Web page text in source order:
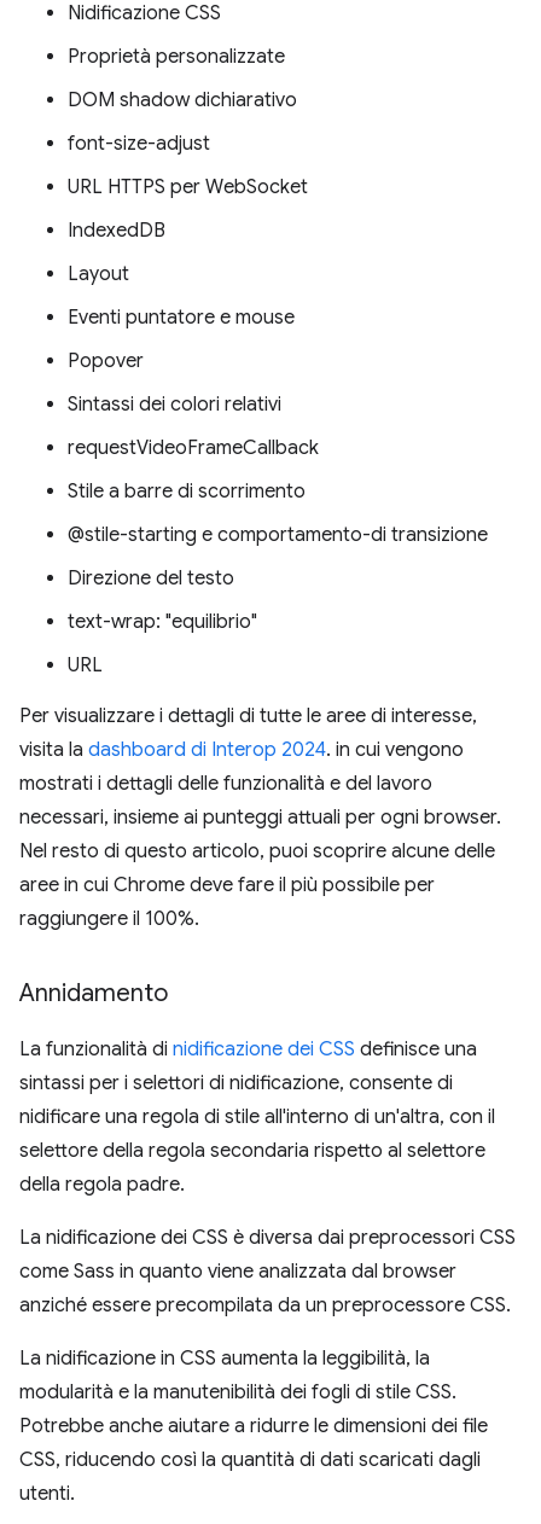
Nidificazione CSS
Proprietà personalizzate
DOM shadow dichiarativo
font-size-adjust
URL HTTPS per WebSocket
IndexedDB
Layout
Eventi puntatore e mouse
Popover
Sintassi dei colori relativi
requestVideoFrameCallback
Stile a barre di scorrimento
@stile-starting e comportamento-di transizione
Direzione del testo
text-wrap: "equilibrio"
URL
Per visualizzare i dettagli di tutte le aree di interesse,
visita la dashboard di Interop 2024. in cui vengono
mostrati i dettagli delle funzionalità e del lavoro
necessari, insieme ai punteggi attuali per ogni browser.
Nel resto di questo articolo, puoi scoprire alcune delle
aree in cui Chrome deve fare il più possibile per
raggiungere il 100%.
Annidamento
La funzionalità di nidificazione dei CSS definisce una
sintassi per i selettori di nidificazione, consente di
nidificare una regola di stile all'interno di un'altra, con il
selettore della regola secondaria rispetto al selettore
della regola padre.
La nidificazione dei CSS è diversa dai preprocessori CSS
come Sass in quanto viene analizzata dal browser
anziché essere precompilata da un preprocessore CSS.
La nidificazione in CSS aumenta la leggibilità, la
modularità e la manutenibilità dei fogli di stile CSS.
Potrebbe anche aiutare a ridurre le dimensioni dei file
CSS, riducendo così la quantità di dati scaricati dagli
utenti.